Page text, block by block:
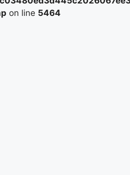
on line 5464